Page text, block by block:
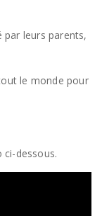
par leurs parents,
le monde pour
dessous.